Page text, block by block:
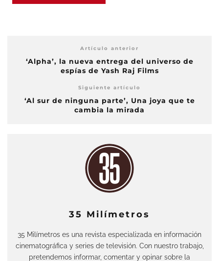
Artículo anterior
‘Alpha’, la nueva entrega del universo de
espías de Yash Raj Films
Siguiente artículo
‘Al sur de ninguna parte’, Una joya que te
cambia la mirada
35 Milímetros
35 Milímetros es una revista especializada en información
cinematográfica y series de televisión. Con nuestro trabajo,
pretendemos informar, comentar y opinar sobre la